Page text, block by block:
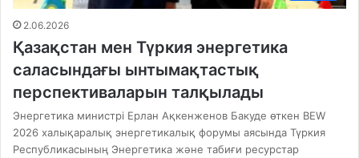
2.06.2026
Қазақстан мен Түркия энергетика
саласындағы ынтымақтастық
перспективаларын талқылады
Энергетика министрі Ерлан Ақкенженов Бакуде өткен BEW
2026 халықаралық энергетикалық форумы аясында Түркия
Республикасының Энергетика және табиғи ресурстар